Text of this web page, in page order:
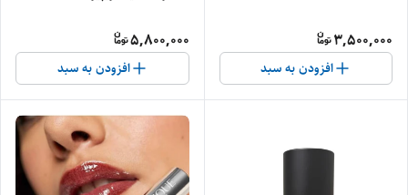
3,500,000
افزودن به سبد
5,800,000
افزودن به سبد